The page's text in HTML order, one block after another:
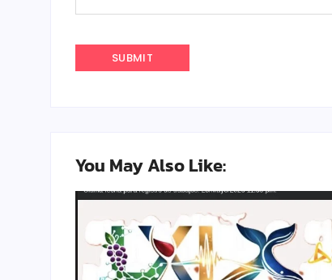
You May Also Like: